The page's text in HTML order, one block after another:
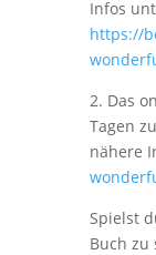
Infos
https://
2. Das
Tagen
nähere
Spielst
Buch zu